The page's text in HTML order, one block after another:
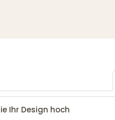
Ihr Design hoch